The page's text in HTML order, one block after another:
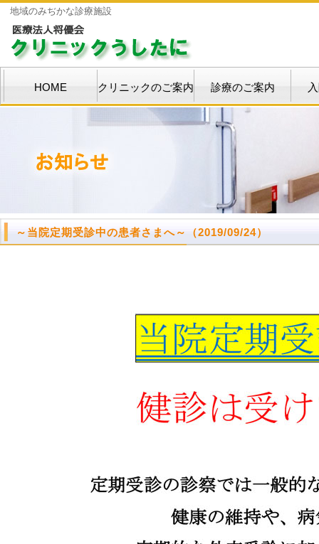
地域のみぢかな診療施設
HOME クリニックのご案内 診療のご案内
～当院定期受診中の患者さまへ～ （2019/09/24）